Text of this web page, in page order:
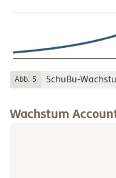
Abb. 5 SchuBu-
Wachstum